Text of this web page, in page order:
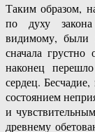
Таким образом,
по духу
видимому, были
сначала
наконец
сердец.
состоянием
и
древнему